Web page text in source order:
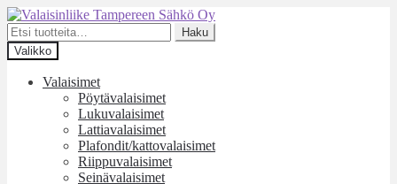
Siirry
navigointiin
Siirry
sisältöön
Etsi:
Haku
Valikko
Valaisimet
Pöytävalaisimet
Lukuvalaisimet
Lattiavalaisimet
Plafondit/kattovalaisimet
Riippuvalaisimet
Seinävalaisimet